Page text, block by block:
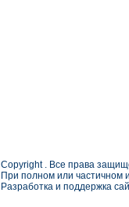
Copyright . Все права
При полном или частичном
Разработка и поддержка